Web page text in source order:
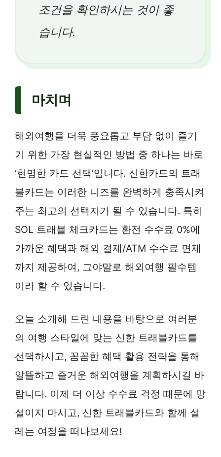
조건을 확인하시는 것이 좋
습니다.
마치며
해외여행을 더욱 풍요롭고 부담 없이 즐기
기 위한 가장 현실적인 방법 중 하나는 바로
‘현명한 카드 선택’입니다. 신한카드의 트래
블카드는 이러한 니즈를 완벽하게 충족시켜
주는 최고의 선택지가 될 수 있습니다. 특히
SOL 트래블 체크카드는 환전 수수료 0%에
가까운 혜택과 해외 결제/ATM 수수료 면제
까지 제공하여, 그야말로 해외여행 필수템
이라 할 수 있습니다.
오늘 소개해 드린 내용을 바탕으로 여러분
의 여행 스타일에 맞는 신한 트래블카드를
선택하시고, 꼼꼼한 혜택 활용 전략을 통해
알뜰하고 즐거운 해외여행을 계획하시길 바
랍니다. 이제 더 이상 수수료 걱정 때문에 망
설이지 마시고, 신한 트래블카드와 함께 설
레는 여정을 떠나보세요!